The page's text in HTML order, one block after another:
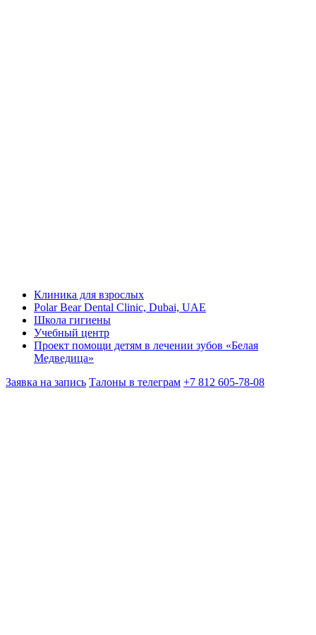
Клиника для взрослых
Polar Bear Dental Clinic, Dubai, UAE
Школа гигиены
Учебный центр
Проект помощи детям в лечении зубов «Белая
Медведица»
Заявка на запись Талоны в телеграм +7 812 605-78-08